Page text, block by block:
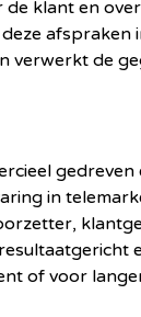
de klant en
afspraken
verwerkt de
in
of voor